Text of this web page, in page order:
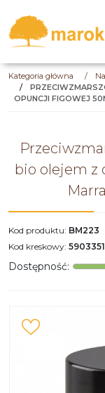
Kategoria główna /
/
OPUNCJI FIGOWEJ
bio olejem z
Kod produktu: BM223
Kod kreskowy:
Dostępność: